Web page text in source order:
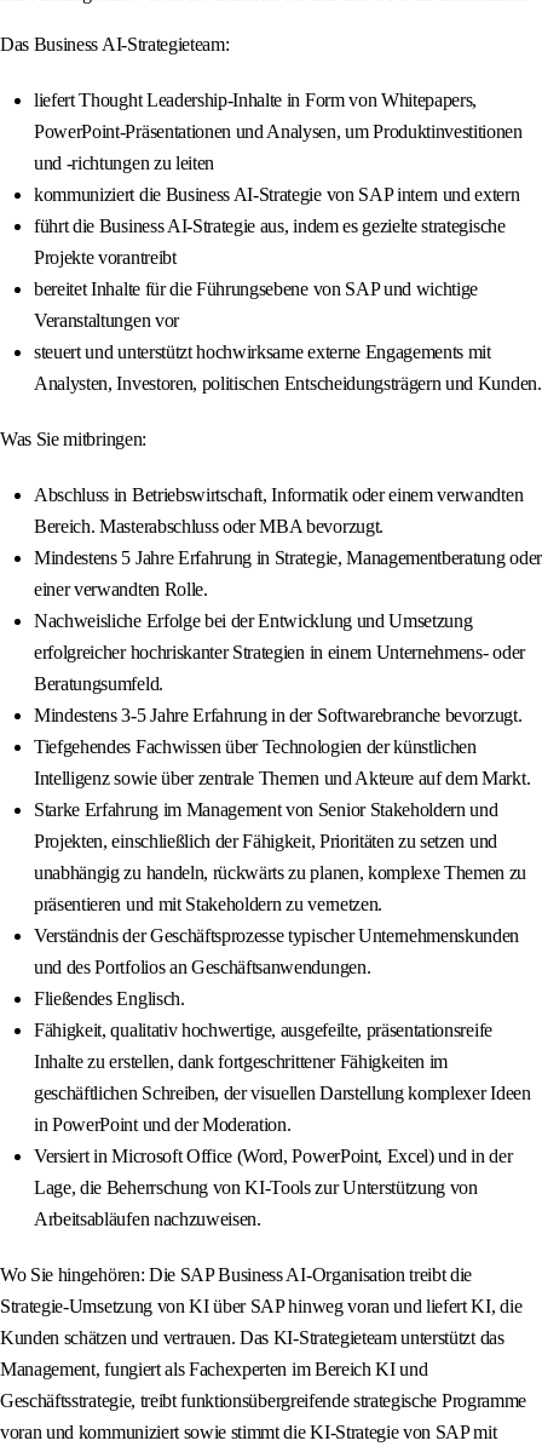
Das Business AI-Strategieteam:
liefert Thought Leadership-Inhalte in Form von Whitepapers,
PowerPoint-Präsentationen und Analysen, um Produktinvestitionen
und -richtungen zu leiten
kommuniziert die Business AI-Strategie von SAP intern und extern
führt die Business AI-Strategie aus, indem es gezielte strategische
Projekte vorantreibt
bereitet Inhalte für die Führungsebene von SAP und wichtige
Veranstaltungen vor
steuert und unterstützt hochwirksame externe Engagements mit
Analysten, Investoren, politischen Entscheidungsträgern und Kunden.
Was Sie mitbringen:
Abschluss in Betriebswirtschaft, Informatik oder einem verwandten
Bereich. Masterabschluss oder MBA bevorzugt.
Mindestens 5 Jahre Erfahrung in Strategie, Managementberatung oder
einer verwandten Rolle.
Nachweisliche Erfolge bei der Entwicklung und Umsetzung
erfolgreicher hochriskanter Strategien in einem Unternehmens- oder
Beratungsumfeld.
Mindestens 3-5 Jahre Erfahrung in der Softwarebranche bevorzugt.
Tiefgehendes Fachwissen über Technologien der künstlichen
Intelligenz sowie über zentrale Themen und Akteure auf dem Markt.
Starke Erfahrung im Management von Senior Stakeholdern und
Projekten, einschließlich der Fähigkeit, Prioritäten zu setzen und
unabhängig zu handeln, rückwärts zu planen, komplexe Themen zu
präsentieren und mit Stakeholdern zu vernetzen.
Verständnis der Geschäftsprozesse typischer Unternehmenskunden
und des Portfolios an Geschäftsanwendungen.
Fließendes Englisch.
Fähigkeit, qualitativ hochwertige, ausgefeilte, präsentationsreife
Inhalte zu erstellen, dank fortgeschrittener Fähigkeiten im
geschäftlichen Schreiben, der visuellen Darstellung komplexer Ideen
in PowerPoint und der Moderation.
Versiert in Microsoft Office (Word, PowerPoint, Excel) und in der
Lage, die Beherrschung von KI-Tools zur Unterstützung von
Arbeitsabläufen nachzuweisen.
Wo Sie hingehören: Die SAP Business AI-Organisation treibt die
Strategie-Umsetzung von KI über SAP hinweg voran und liefert KI, die
Kunden schätzen und vertrauen. Das KI-Strategieteam unterstützt das
Management, fungiert als Fachexperten im Bereich KI und
Geschäftsstrategie, treibt funktionsübergreifende strategische Programme
voran und kommuniziert sowie stimmt die KI-Strategie von SAP mit